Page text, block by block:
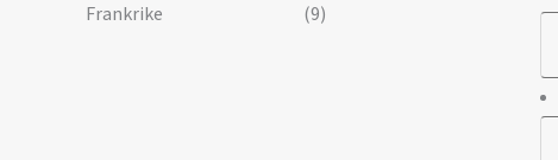
Frankrike (9)